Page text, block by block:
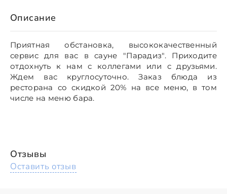
Описание
Приятная обстановка, высококачественный
сервис для вас в сауне "Парадиз". Приходите
отдохнуть к нам с коллегами или с друзьями.
Ждем вас круглосуточно. Заказ блюда из
ресторана со скидкой 20% на все меню, в том
числе на меню бара.
Отзывы
Оставить отзыв